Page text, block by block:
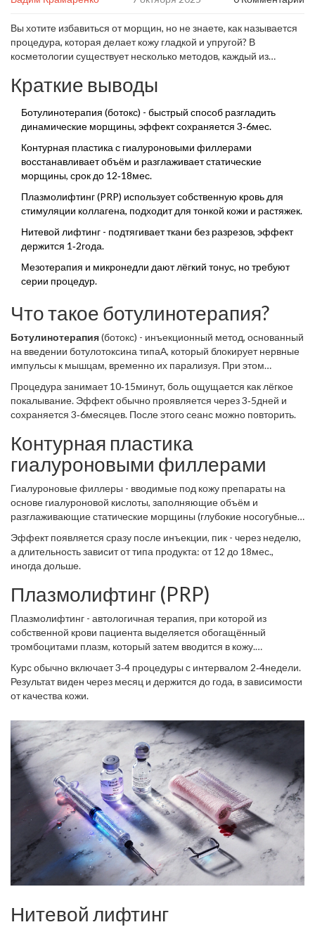
Вы хотите избавиться от морщин, но не знаете, как называется
процедура, которая делает кожу гладкой и упругой? В
косметологии существует несколько методов, каждый из
реабилитации. Мы разберём самые популярные варианты,
сравним их параметры и поможем выбрать то, что подходит
именно вам.
Краткие выводы
Ботулинотерапия (ботокс) - быстрый способ разгладить
динамические морщины, эффект сохраняется 3‑6мес.
Контурная пластика с гиалуроновыми филлерами
восстанавливает объём и разглаживает статические
морщины, срок до 12‑18мес.
Плазмолифтинг (PRP) использует собственную кровь для
стимуляции коллагена, подходит для тонкой кожи и растяжек.
Нитевой лифтинг - подтягивает ткани без разрезов, эффект
держится 1‑2года.
Мезотерапия и микронедли дают лёгкий тонус, но требуют
серии процедур.
Что такое ботулинотерапия?
Ботулинотерапия(ботокс) - инъекционный метод, основанный
на введении ботулотоксина типаА, который блокирует нервные
импульсы к мышцам, временно их парализуя. При этом
движениях (например, «мордочки» между бровями), почти
исчезают.
Процедура занимает 10‑15минут, боль ощущается как лёгкое
покалывание. Эффект обычно проявляется через 3‑5дней и
сохраняется 3‑6месяцев. После этого сеанс можно повторить.
Контурная пластика
гиалуроновыми филлерами
Гиалуроновые филлеры - вводимые под кожу препараты на
основе гиалуроновой кислоты, заполняющие объём и
разглаживающие статические морщины (глубокие носогубные
восстанавливать потерянный объём, делая лицо более
молодым без необходимости хирургии.
Эффект появляется сразу после инъекции, пик - через неделю,
а длительность зависит от типа продукта: от 12 до 18мес.,
иногда дольше.
Плазмолифтинг (PRP)
Плазмолифтинг - автологичная терапия, при которой из
собственной крови пациента выделяется обогащённый
тромбоцитами плазм, который затем вводится в кожу.
регенерацию, улучшая тонус и упругость.
Курс обычно включает 3‑4 процедуры с интервалом 2‑4недели.
Результат виден через месяц и держится до года, в зависимости
от качества кожи.
Нитевой лифтинг